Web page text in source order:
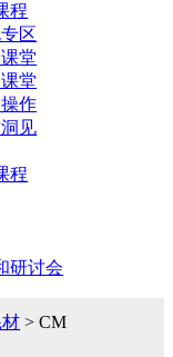
程
区
堂
堂
作
见
程
研讨会
> CM